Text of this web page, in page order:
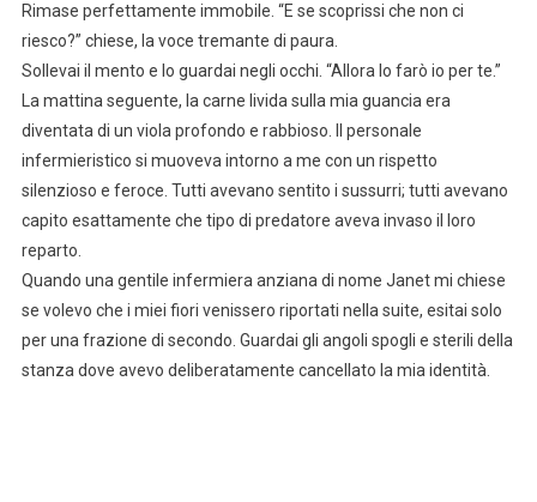
Rimase perfettamente immobile. “E se scoprissi che non ci
riesco?” chiese, la voce tremante di paura.
Sollevai il mento e lo guardai negli occhi. “Allora lo farò io per te.”
La mattina seguente, la carne livida sulla mia guancia era
diventata di un viola profondo e rabbioso. Il personale
infermieristico si muoveva intorno a me con un rispetto
silenzioso e feroce. Tutti avevano sentito i sussurri; tutti avevano
capito esattamente che tipo di predatore aveva invaso il loro
reparto.
Quando una gentile infermiera anziana di nome Janet mi chiese
se volevo che i miei fiori venissero riportati nella suite, esitai solo
per una frazione di secondo. Guardai gli angoli spogli e sterili della
stanza dove avevo deliberatamente cancellato la mia identità.